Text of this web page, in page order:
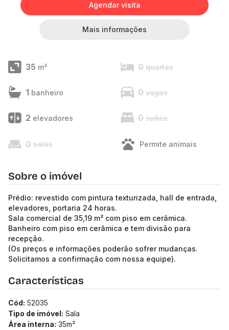
Agendar visita
Mais informações
35 m² 0 quartos
1 banheiro 0 vagas
2 elevadores 0 suítes
0 salas Permite animais
Sobre o imóvel
Prédio: revestido com pintura texturizada, hall de entrada,
elevadores, portaria 24 horas.
Sala comercial de 35,19 m² com piso em cerâmica.
Banheiro com piso em cerâmica e tem divisão para
recepção.
(Os preços e informações poderão sofrer mudanças.
Solicitamos a confirmação com nossa equipe).
Características
Cód: 52035
Tipo de imóvel: Sala
Área interna: 35m²